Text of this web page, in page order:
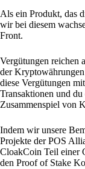
Als ein Produkt, das
wir bei diesem
Front.
Vergütungen reichen
der
diese Vergütungen
Transaktionen und
Zusammenspiel von
Indem wir unsere
Projekte der POS
CloakCoin Teil einer
den Proof of Stake